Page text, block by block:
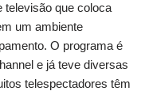
televisão que coloca
um ambiente
O programa é
e já teve diversas
telespectadores têm